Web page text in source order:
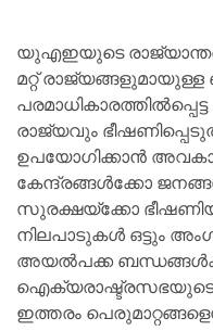
യുഎഇയുടെ രാജ്യാന്തര
മറ്റ്
രാജ്യവും
ഉപയോഗിക്കാൻ
കേന്ദ്രങ്ങൾക്കോ
സുരക്ഷയ്‌ക്കോ
നിലപാടുകൾ ഒട്ടും
അയൽപക്ക
ഐക്യരാഷ്ട്രസഭയുടെ
ഇത്തരം